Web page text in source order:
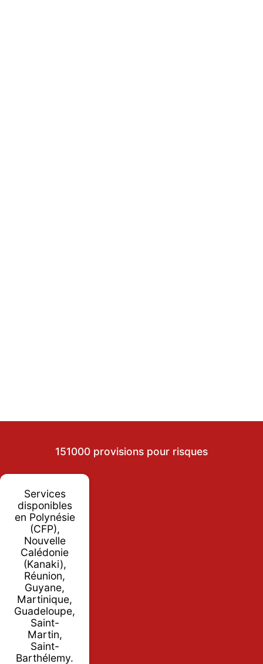
151000 provisions pour risques
Services
disponibles
en Polynésie
(CFP),
Nouvelle
Calédonie
(Kanaki),
Réunion,
Guyane,
Martinique,
Guadeloupe,
Saint-
Martin,
Saint-
Barthélemy.